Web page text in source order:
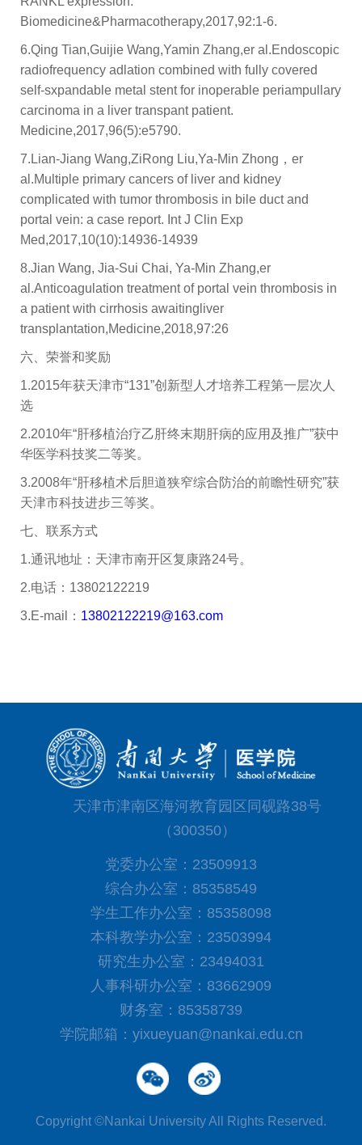
Biomedicine&Pharmacotherapy,2017,92:1-6.
6.Qing Tian,Guijie Wang,Yamin Zhang,er al.Endoscopic
radiofrequency adlation combined with fully covered
self-sxpandable metal stent for inoperable periampullary
carcinoma in a liver transpant patient.
Medicine,2017,96(5):e5790.
7.Lian-Jiang Wang,ZiRong Liu,Ya-Min Zhong，er
al.Multiple primary cancers of liver and kidney
complicated with tumor thrombosis in bile duct and
portal vein: a case report. Int J Clin Exp
Med,2017,10(10):14936-14939
8.Jian Wang, Jia-Sui Chai, Ya-Min Zhang,er
al.Anticoagulation treatment of portal vein thrombosis in
a patient with cirrhosis awaitingliver
transplantation,Medicine,2018,97:26
六、荣誉和奖励
1.2015年获天津市“131”创新型人才培养工程第一层次人
选
2.2010年“肝移植治疗乙肝终末期肝病的应用及推广”获中
华医学科技奖二等奖。
3.2008年“肝移植术后胆道狭窄综合防治的前瞻性研究”获
天津市科技进步三等奖。
七、联系方式
1.通讯地址：天津市南开区复康路24号。
2.电话：13802122219
3.E-mail： 13802122219@163.com
天津市津南区海河教育园区同砚路38号
（300350）
党委办公室：23509913
综合办公室：85358549
学生工作办公室：85358098
本科教学办公室：23503994
研究生办公室：23494031
人事科研办公室：83662909
财务室：85358739
学院邮箱：yixueyuan@nankai.edu.cn
Copyright ©Nankai University All Rights Reserved.